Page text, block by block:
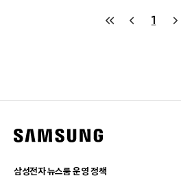
1
삼성전자 뉴스룸 운영 정책